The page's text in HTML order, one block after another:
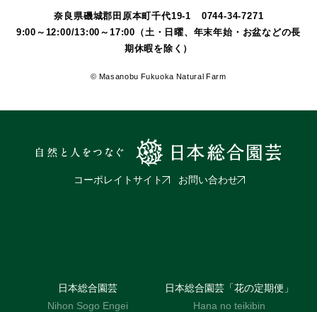
奈良県磯城郡田原本町千代19-1
0744-34-7271
9:00～12:00/13:00～17:00（土・日曜、年末年始・お盆などの長
期休暇を除く）
© Masanobu Fukuoka Natural Farm
コーポレイトサイト お問い合わせ
日本総合園芸
Nihon Sogo Engei
日本総合園芸「花の定期便」
Hana no teikibin